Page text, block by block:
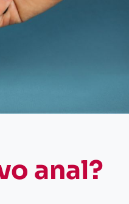
anal?